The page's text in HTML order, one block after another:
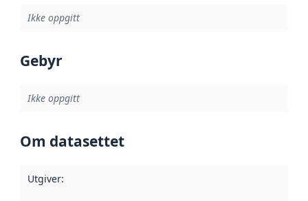
Ikke oppgitt
Gebyr
Ikke oppgitt
Om datasettet
Utgiver: